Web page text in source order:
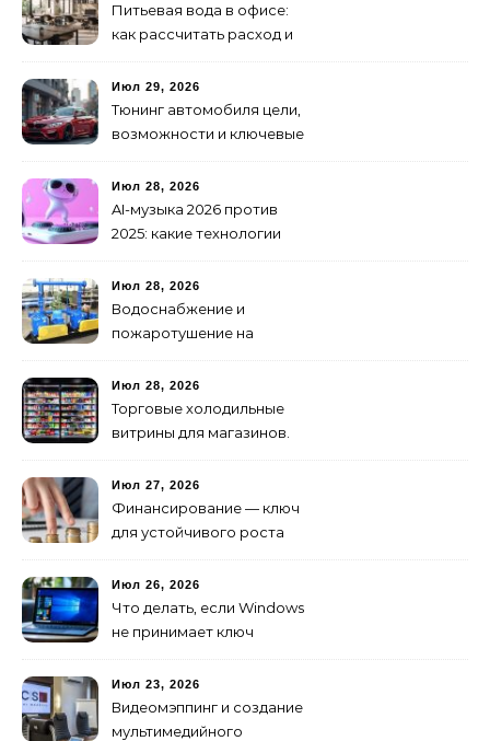
Питьевая вода в офисе:
как рассчитать расход и
Июл 29, 2026
Тюнинг автомобиля цели,
возможности и ключевые
транспортных средств
Июл 28, 2026
AI-музыка 2026 против
2025: какие технологии
создание клипов
изменилось навсегда
Июл 28, 2026
Водоснабжение и
пожаротушение на
оборудование
предусмотреть заранее
Июл 28, 2026
Торговые холодильные
витрины для магазинов.
Июл 27, 2026
Финансирование — ключ
для устойчивого роста
Июл 26, 2026
Что делать, если Windows
не принимает ключ
Июл 23, 2026
Видеомэппинг и создание
мультимедийного